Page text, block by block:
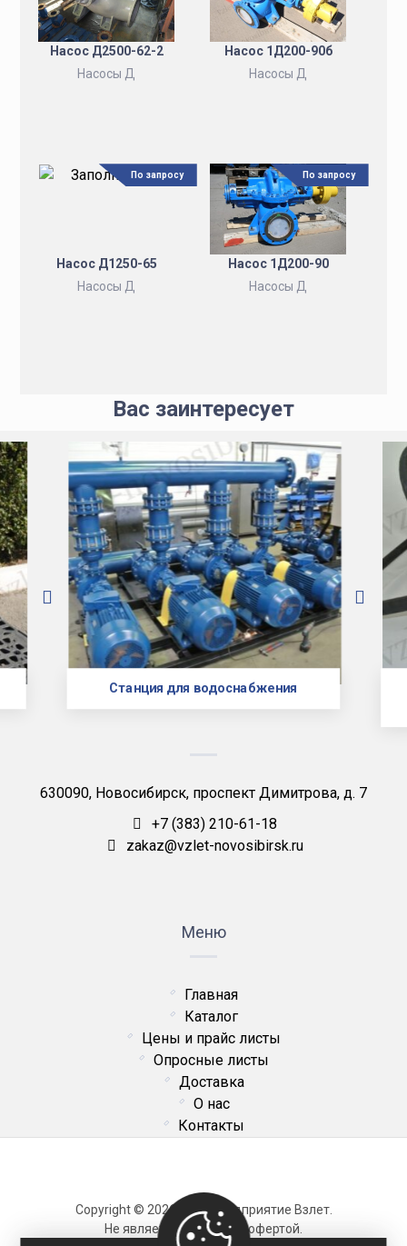
Насос Д2500-62-2
Насосы Д
Насос 1Д200-90б
Насосы Д
Насос Д1250-65
Насосы Д
По запросу
Насос 1Д200-90
Насосы Д
По запросу
Вас заинтересует
Станция для водоснабжения
630090, Новосибирск, проспект Димитрова, д. 7
+7 (383) 210-61-18
zakaz@vzlet-novosibirsk.ru
Меню
Главная
Каталог
Цены и прайс листы
Опросные листы
Доставка
О нас
Контакты
Copyright © 2026 ОДО Предприятие Взлет.
Не является публичной офертой.